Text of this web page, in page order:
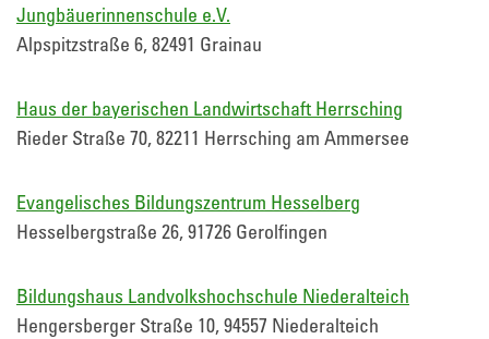
Jungbäuerinnenschule e.V.
Alpspitzstraße 6, 82491 Grainau
Haus der bayerischen Landwirtschaft Herrsching
Rieder Straße 70, 82211 Herrsching am Ammersee
Evangelisches Bildungszentrum Hesselberg
Hesselbergstraße 26, 91726 Gerolfingen
Bildungshaus Landvolkshochschule Niederalteich
Hengersberger Straße 10, 94557 Niederalteich